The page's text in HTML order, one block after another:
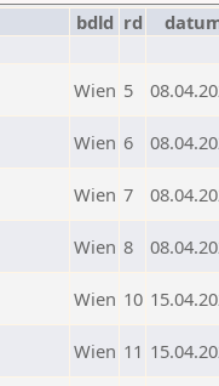
bdld rd
Wien 5
Wien 6
Wien 7
Wien 8
Wien 10
Wien 11